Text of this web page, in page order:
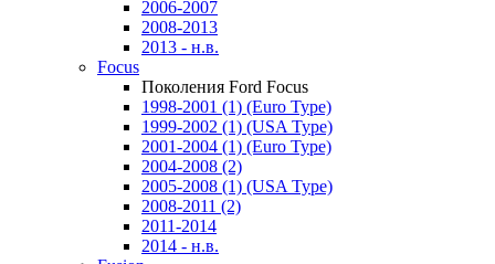
2006-2007
2008-2013
2013 - н.в.
Focus
Поколения Ford Focus
1998-2001 (1) (Euro Type)
1999-2002 (1) (USA Type)
2001-2004 (1) (Euro Type)
2004-2008 (2)
2005-2008 (1) (USA Type)
2008-2011 (2)
2011-2014
2014 - н.в.